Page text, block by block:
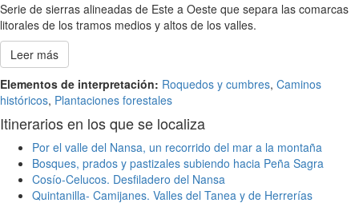
Serie de sierras alineadas de Este a Oeste que separa las comarcas
litorales de los tramos medios y altos de los valles.
Leer más
Elementos de interpretación: Roquedos y cumbres, Caminos
históricos, Plantaciones forestales
Itinerarios en los que se localiza
Por el valle del Nansa, un recorrido del mar a la montaña
Bosques, prados y pastizales subiendo hacia Peña Sagra
Cosío-Celucos. Desfiladero del Nansa
Quintanilla- Camijanes. Valles del Tanea y de Herrerías